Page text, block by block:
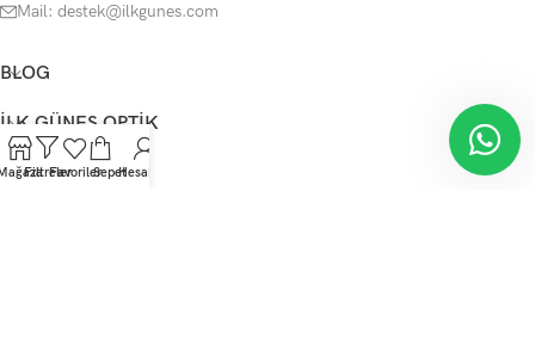
Mail: destek@ilkgunes.com
BLOG
İLK GÜNEŞ OPTIK
YARDIM
FiltrelerFavorilerSepetHesabım